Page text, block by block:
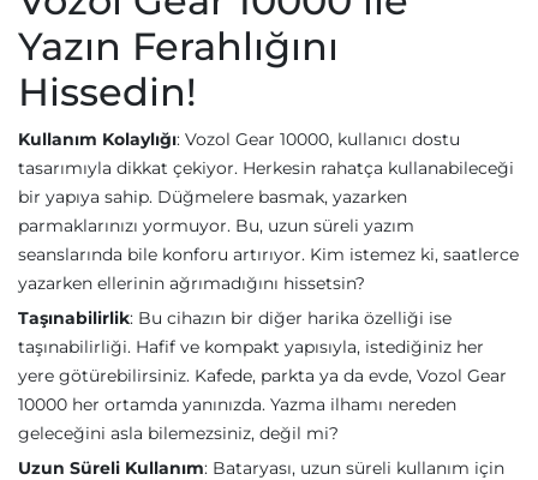
Yazın Ferahlığını
Hissedin!
Kullanım Kolaylığı: Vozol Gear 10000, kullanıcı dostu
tasarımıyla dikkat çekiyor. Herkesin rahatça kullanabileceği
bir yapıya sahip. Düğmelere basmak, yazarken
parmaklarınızı yormuyor. Bu, uzun süreli yazım
seanslarında bile konforu artırıyor. Kim istemez ki, saatlerce
yazarken ellerinin ağrımadığını hissetsin?
Taşınabilirlik: Bu cihazın bir diğer harika özelliği ise
taşınabilirliği. Hafif ve kompakt yapısıyla, istediğiniz her
yere götürebilirsiniz. Kafede, parkta ya da evde, Vozol Gear
10000 her ortamda yanınızda. Yazma ilhamı nereden
geleceğini asla bilemezsiniz, değil mi?
Uzun Süreli Kullanım: Bataryası, uzun süreli kullanım için